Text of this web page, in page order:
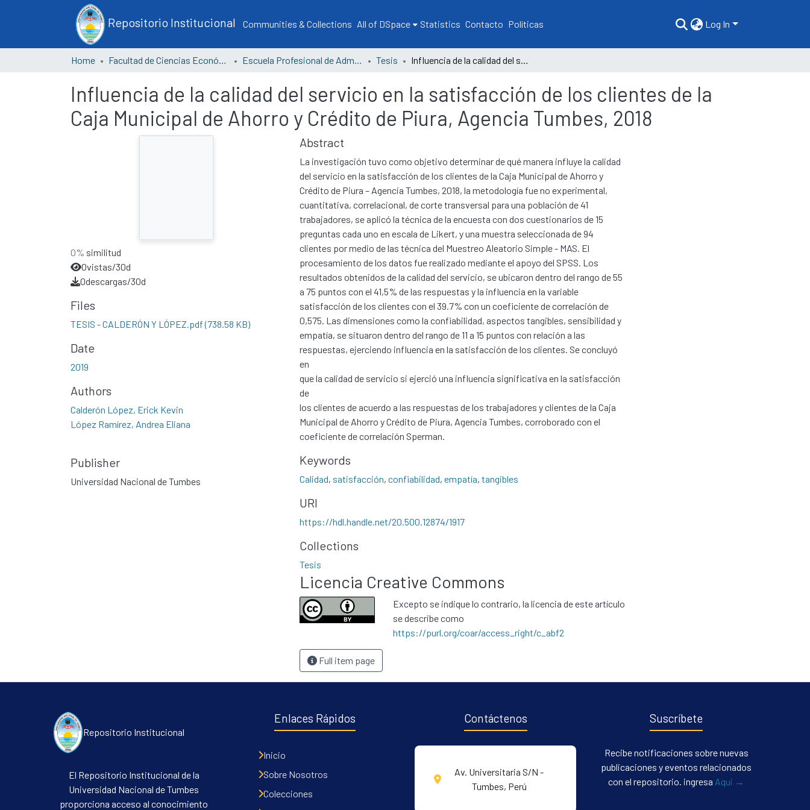
Repositorio Institucional Communities & Collections All of DSpace Statistics Contacto Políticas Log In
Home Facultad de Ciencias Económicas Escuela Profesional de Administración Tesis Influencia de la calidad del servicio en la satisfacción de los clientes de la Caja Municipal de Ahorro y Crédito de Piura, Agencia Tumbes, 2018
Influencia de la calidad del servicio en la satisfacción de los clientes de la
Caja Municipal de Ahorro y Crédito de Piura, Agencia Tumbes, 2018
0% similitud
0vistas/30d
0descargas/30d
Files
TESIS - CALDERÓN Y LÓPEZ.pdf(738.58 KB)
Date
2019
Authors
Calderón López, Erick Kevin
López Ramírez, Andrea Eliana
Publisher
Universidad Nacional de Tumbes
Abstract
La investigación tuvo como objetivo determinar de qué manera influye la calidad
del servicio en la satisfacción de los clientes de la Caja Municipal de Ahorro y
Crédito de Piura – Agencia Tumbes, 2018, la metodología fue no experimental,
cuantitativa, correlacional, de corte transversal para una población de 41
trabajadores, se aplicó la técnica de la encuesta con dos cuestionarios de 15
preguntas cada uno en escala de Likert, y una muestra seleccionada de 94
clientes por medio de las técnica del Muestreo Aleatorio Simple - MAS. El
procesamiento de los datos fue realizado mediante el apoyo del SPSS. Los
resultados obtenidos de la calidad del servicio, se ubicaron dentro del rango de 55
a 75 puntos con el 41,5% de las respuestas y la influencia en la variable
satisfacción de los clientes con el 39.7% con un coeficiente de correlación de
0,575. Las dimensiones como la confiabilidad, aspectos tangibles, sensibilidad y
empatía, se situaron dentro del rango de 11 a 15 puntos con relación a las
respuestas, ejerciendo influencia en la satisfacción de los clientes. Se concluyó
en
que la calidad de servicio si ejerció una influencia significativa en la satisfacción
de
los clientes de acuerdo a las respuestas de los trabajadores y clientes de la Caja
Municipal de Ahorro y Crédito de Piura, Agencia Tumbes, corroborado con el
coeficiente de correlación Sperman.
Keywords
Calidad, satisfacción, confiabilidad, empatía, tangibles
URI
https://hdl.handle.net/20.500.12874/1917
Collections
Tesis
Licencia Creative Commons
Excepto se indique lo contrario, la licencia de este artículo
se describe como
https://purl.org/coar/access_right/c_abf2
Full item page
Repositorio Institucional
El Repositorio Institucional de la
Universidad Nacional de Tumbes
proporciona acceso al conocimiento
Enlaces Rápidos
Inicio
Sobre Nosotros
Colecciones
Contáctenos
Av. Universitaria S/N -
Tumbes, Perú
Suscríbete
Recibe notificaciones sobre nuevas
publicaciones y eventos relacionados
con el repositorio. ingresa Aqui →